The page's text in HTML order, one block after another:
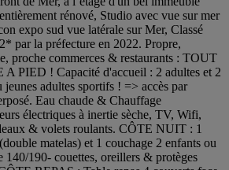
rénové, Studio avec vue sur mer
expo sud vue latérale sur Mer, Classé
par la préfecture en 2022. Propre,
proche commerces & restaurants : TOUT
PIED ! Capacité d'accueil : 2 adultes et 2
jeunes adultes sportifs ! => accès par
Eau chaude & Chauffage
électriques à inertie sèche, TV, Wifi,
& volets roulants. CÔTE NUIT : 1
matelas) et 1 couchage 2 enfants ou
140/190- couettes, oreillers & protèges